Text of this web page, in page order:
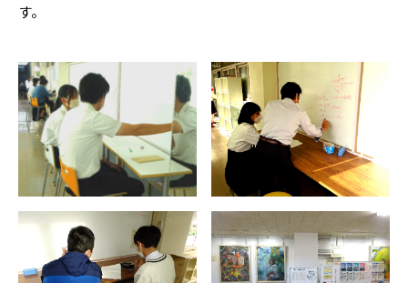
す。